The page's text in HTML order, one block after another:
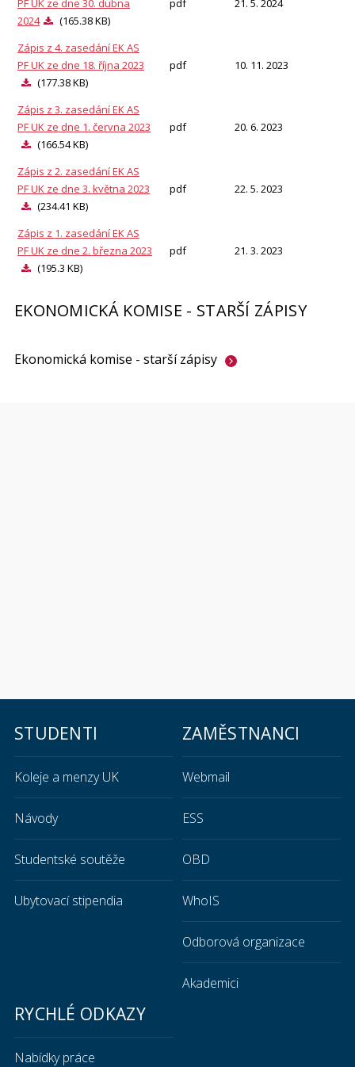
PF UK ze dne 30. dubna
2024
(165.38 KB)
pdf 21. 5. 2024
Zápis z 4. zasedání EK AS
PF UK ze dne 18. října 2023
(177.38 KB)
pdf 10. 11. 2023
Zápis z 3. zasedání EK AS
PF UK ze dne 1. června 2023
(166.54 KB)
pdf 20. 6. 2023
Zápis z 2. zasedání EK AS
PF UK ze dne 3. května 2023
(234.41 KB)
pdf 22. 5. 2023
Zápis z 1. zasedání EK AS
PF UK ze dne 2. března 2023
(195.3 KB)
pdf 21. 3. 2023
EKONOMICKÁ KOMISE - STARŠÍ ZÁPISY
Ekonomická komise - staršízápisy
STUDENTI
Koleje a menzy UK
Návody
Studentské soutěže
Ubytovací stipendia
ZAMĚSTNANCI
Webmail
ESS
OBD
WhoIS
Odborová organizace
Akademici
RYCHLÉ ODKAZY
Nabídky práce